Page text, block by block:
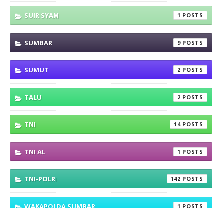
SUIR SYAM 1
SUMBAR 9
SUMUT 2
TALU 2
TNI 14
TNI AL 1
TNI-POLRI 142
WAKAPOLDA SUMBAR 1